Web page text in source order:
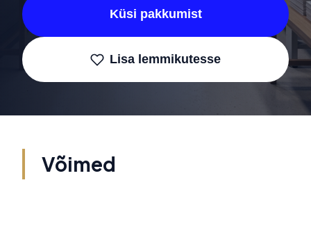
Küsi pakkumist
Lisa lemmikutesse
Võimed